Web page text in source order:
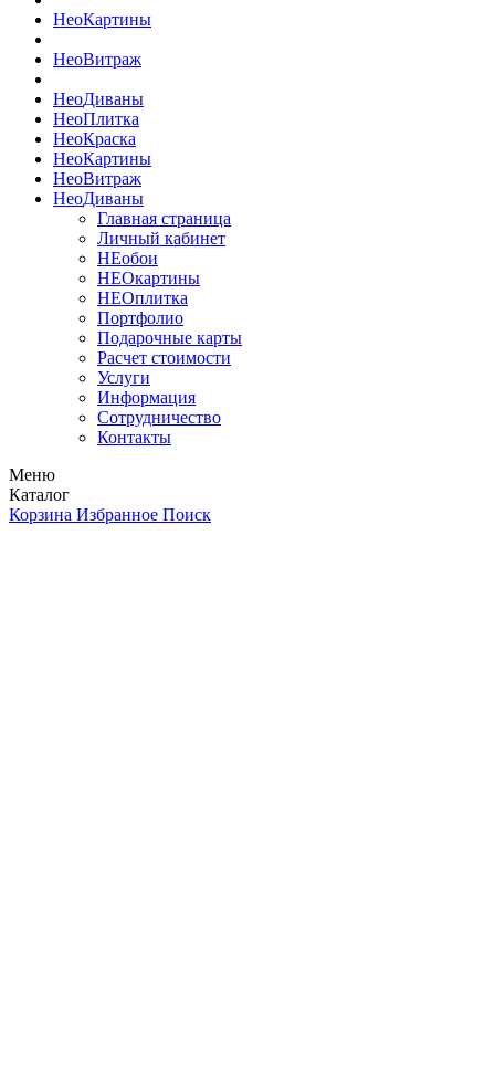
НеоКартины
НеоВитраж
НеоДиваны
НеоПлитка
НеоКраска
НеоКартины
НеоВитраж
НеоДиваны
Главная страница
Личный кабинет
НЕобои
НЕОкартины
НЕОплитка
Портфолио
Подарочные карты
Расчет стоимости
Услуги
Информация
Сотрудничество
Контакты
Меню
Каталог
Корзина Избранное Поиск